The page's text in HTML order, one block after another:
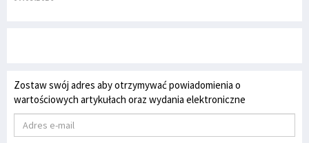
Zostaw swój adres aby otrzymywać powiadomienia o
wartościowych artykułach oraz wydania elektroniczne